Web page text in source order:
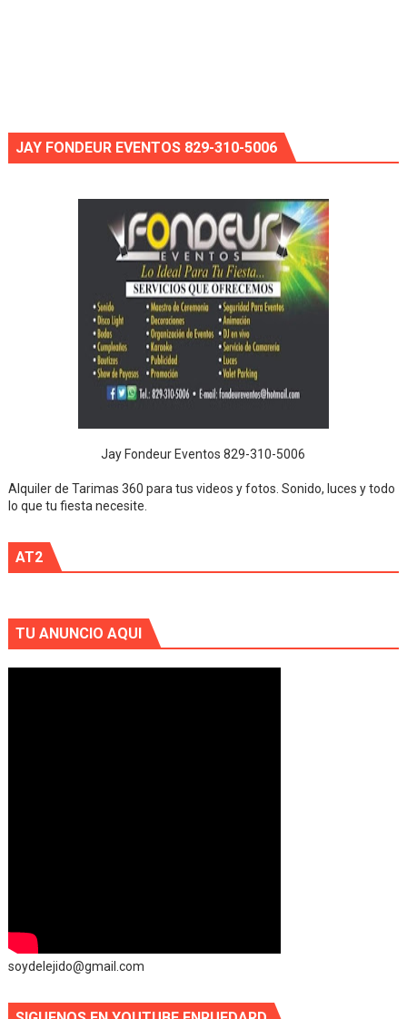
JAY FONDEUR EVENTOS 829-310-5006
Jay Fondeur Eventos 829-310-5006
Alquiler de Tarimas 360 para tus videos y fotos. Sonido, luces y todo
lo que tu fiesta necesite.
AT2
TU ANUNCIO AQUI
soydelejido@gmail.com